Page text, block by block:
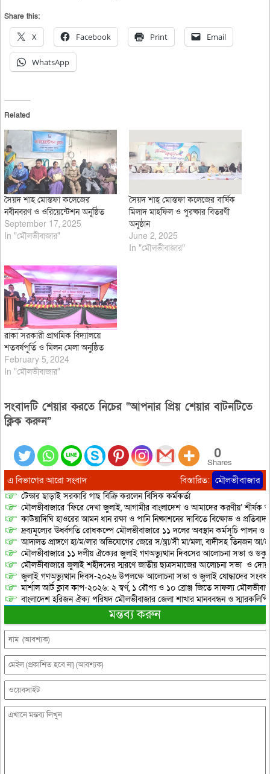
Share this:
X Facebook Print Email
WhatsApp
Related
সৈয়দ শাহ মোস্তফা কলেজের
নবীনবরণ ও ওরিয়েন্টেশন অনুষ্ঠিত
September 17, 2025
In "মৌলভীবাজার"
সৈয়দ শাহ্ মোস্তফা কলেজের বার্ষিক
মিলাদ মাহফিল ও পুরষ্কার বিতরণী
অনুষ্ঠান
June 2, 2025
In "মৌলভীবাজার"
রাকা সরকারী প্রাথমিক বিদ্যালয়ে
শতবর্ষপূর্তি ও মিলন মেলা অনুষ্ঠিত
February 5, 2024
In "মৌলভীবাজার"
সংবাদটি শেয়ার করতে নিচের “আপনার প্রিয় শেয়ার বাটনটিতে
ক্লিক করুন”
0
Shares
এ বিভাগের আরো সংবাদ বিস্তারিত: মৌলভীবাজার
টেন্ডার ছাড়াই সরকারি গাছ বিক্রি করলেন বিসিক কর্মকর্তা
মৌলভীবাজারে ‘ফিরে দেখা জুলাই, আগামীর বাংলাদেশ ও আমাদের করণীয়’ শীর্ষক
কাউয়াদিঘি হাওরের আমন ধান রক্ষা ও পানি নিষ্কাশনের দাবিতে বিক্ষোভ ও
দ্রব্যমূল্যের ঊর্ধ্বগতি রোধকল্পে মৌলভীবাজারে ১১ দলের অবস্থান কর্মসূচি পালন ও
আদালত প্রাঙ্গণে হা/ম/লার অভিযোগের জেরে স/ন্ত্রা/সী মা/মলা, বাদীসহ তিনজন আ/
মৌলভীবাজারে ১১ দলীয় ঐক্যের জুলাই গণঅভ্যুত্থান দিবসের আলোচনা সভা ও
মৌলভীবাজারে জুলাই শহীদদের স্মরণে জাতীয় ছাত্রসমাজের আলোচনা সভা ও
জুলাই গণঅভ্যুত্থান দিবস-২০২৬ উপলক্ষে আলোচনা সভা ও জুলাই যোদ্ধাদের
মার্শাল আর্ট ক্লাব কাপ-২০২৬: ২ স্বর্ণ, ১ রৌপ্য ও ১০ ব্রোঞ্জ জিতে সাফল্য
বাংলাদেশ হরিজন ঐক্য পরিষদ মৌলভীবাজার জেলা শাখার মানববন্ধন ও স্মারকলিপি
মন্তব্য করুন